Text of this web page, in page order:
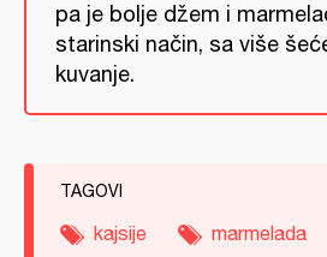
pa je bolje džem i
starinski način, sa više
kuvanje.
TAGOVI
kajsije marmelada